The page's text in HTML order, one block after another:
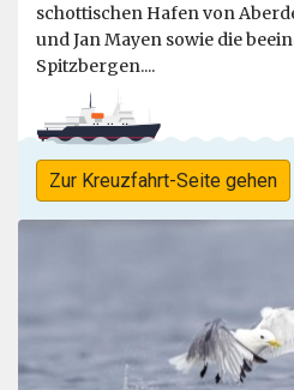
schottischen Hafen von
und Jan Mayen sowie die
Spitzbergen....
Zur Kreuzfahrt-Seite gehen